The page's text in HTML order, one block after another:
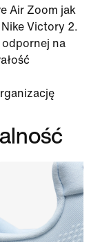
Air Zoom jak
Victory 2.
odpornej na